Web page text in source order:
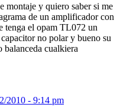
montaje y quiero saber si me
de un amplificador con
tenga el opam TL072 un
no polar y bueno su
balanceda cualkiera
2010 - 9:14 pm